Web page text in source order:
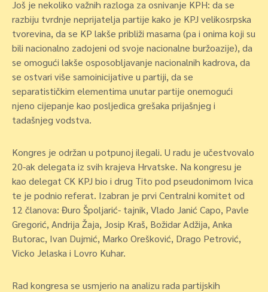
Još je nekoliko važnih razloga za osnivanje KPH: da se
razbiju tvrdnje neprijatelja partije kako je KPJ velikosrpska
tvorevina, da se KP lakše približi masama (pa i onima koji su
bili nacionalno zadojeni od svoje nacionalne buržoazije), da
se omogući lakše osposobljavanje nacionalnih kadrova, da
se ostvari više samoinicijative u partiji, da se
separatističkim elementima unutar partije onemogući
njeno cijepanje kao posljedica grešaka prijašnjeg i
tadašnjeg vodstva.
Kongres je održan u potpunoj ilegali. U radu je učestvovalo
20-ak delegata iz svih krajeva Hrvatske. Na kongresu je
kao delegat CK KPJ bio i drug Tito pod pseudonimom Ivica
te je podnio referat. Izabran je prvi Centralni komitet od
12 članova: Đuro Špoljarić- tajnik, Vlado Janić Capo, Pavle
Gregorić, Andrija Žaja, Josip Kraš, Božidar Adžija, Anka
Butorac, Ivan Dujmić, Marko Orešković, Drago Petrović,
Vicko Jelaska i Lovro Kuhar.
Rad kongresa se usmjerio na analizu rada partijskih